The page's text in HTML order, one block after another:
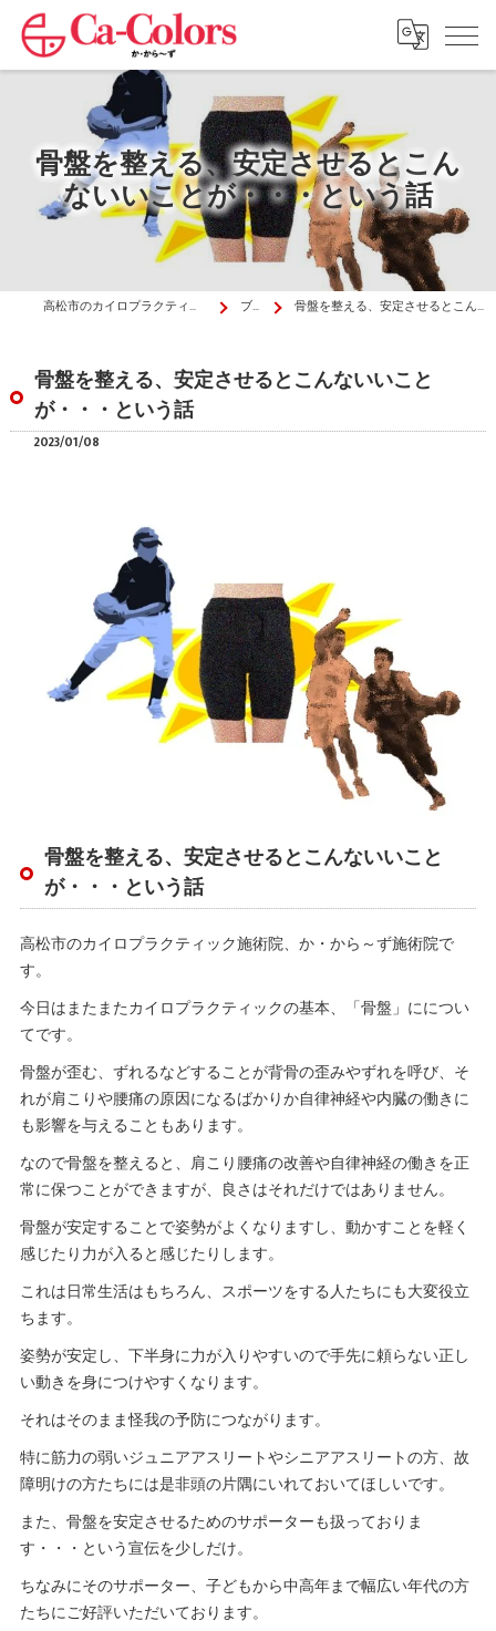
骨盤を整える、安定させるとこん
ないいことが・・・という話
高松市のカイロプラクティックはか・から～ず施術院 ブログ 骨盤を整える、安定させるとこんないいことが・・・という話
骨盤を整える、安定させるとこんないいこと
が・・・という話
2023/01/08
骨盤を整える、安定させるとこんないいこと
が・・・という話
高松市のカイロプラクティック施術院、か・から～ず施術院で
す。
今日はまたまたカイロプラクティックの基本、「骨盤」にについ
てです。
骨盤が歪む、ずれるなどすることが背骨の歪みやずれを呼び、そ
れが肩こりや腰痛の原因になるばかりか自律神経や内臓の働きに
も影響を与えることもあります。
なので骨盤を整えると、肩こり腰痛の改善や自律神経の働きを正
常に保つことができますが、良さはそれだけではありません。
骨盤が安定することで姿勢がよくなりますし、動かすことを軽く
感じたり力が入ると感じたりします。
これは日常生活はもちろん、スポーツをする人たちにも大変役立
ちます。
姿勢が安定し、下半身に力が入りやすいので手先に頼らない正し
い動きを身につけやすくなります。
それはそのまま怪我の予防につながります。
特に筋力の弱いジュニアアスリートやシニアアスリートの方、故
障明けの方たちには是非頭の片隅にいれておいてほしいです。
また、骨盤を安定させるためのサポーターも扱っておりま
す・・・という宣伝を少しだけ。
ちなみにそのサポーター、子どもから中高年まで幅広い年代の方
たちにご好評いただいております。